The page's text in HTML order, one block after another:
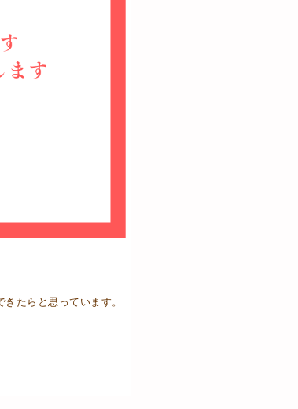
たらと思っています。